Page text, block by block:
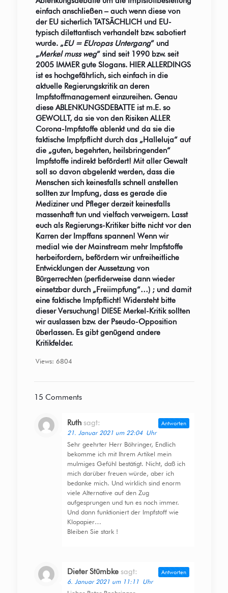
einfach anschließen – auch wenn diese von
der EU sicherlich TATSÄCHLICH und EU-
typisch dilettantisch verhandelt bzw. sabotiert
wurde. „EU = EUropas Untergang“ und
„Merkel muss weg“ sind seit 1990 bzw. seit
2005 IMMER gute Slogans. HIER ALLERDINGS
ist es hochgefährlich, sich einfach in die
aktuelle Regierungskritik an deren
Impfstoffmanagement einzureihen. Genau
diese ABLENKUNGSDEBATTE ist m.E. so
GEWOLLT, da sie von den Risiken ALLER
Corona-Impfstoffe ablenkt und da sie die
faktische Impfpflicht durch das „Halleluja“ auf
die „guten, begehrten, heilsbringenden“
Impfstoffe indirekt befördert! Mit aller Gewalt
soll so davon abgelenkt werden, dass die
Menschen sich keinesfalls schnell anstellen
sollten zur Impfung, dass es gerade die
Mediziner und Pfleger derzeit keinesfalls
massenhaft tun und vielfach verweigern. Lasst
euch als Regierungs-Kritiker bitte nicht vor den
Karren der Impffans spannen! Wenn wir
medial wie der Mainstream mehr Impfstoffe
herbeifordern, befördern wir unfreiheitliche
Entwicklungen der Aussetzung von
Bürgerrechten (perfiderweise dann wieder
einsetzbar durch „Freiimpfung“…) ; und damit
eine faktische Impfpflicht! Widersteht bitte
dieser Versuchung! DIESE Merkel-Kritik sollten
wir auslassen bzw. der Pseudo-Opposition
überlassen. Es gibt genügend andere
Kritikfelder.
Views: 6804
15 Comments
Ruth sagt:
21. Januar 2021 um 22:04 Uhr
Sehr geehrter Herr Böhringer, Endlich
bekomme ich mit Ihrem Artikel mein
mulmiges Gefühl bestätigt. Nicht, daß ich
mich darüber freuen würde, aber ich
bedanke mich. Und wirklich sind enorm
viele Alternative auf den Zug
aufgesprungen und tun es noch immer.
Und dann funktioniert der Impfstoff wie
Klopapier…
Bleiben Sie stark !
Antworten
Dieter Stümbke sagt:
6. Januar 2021 um 11:11 Uhr
Antworten